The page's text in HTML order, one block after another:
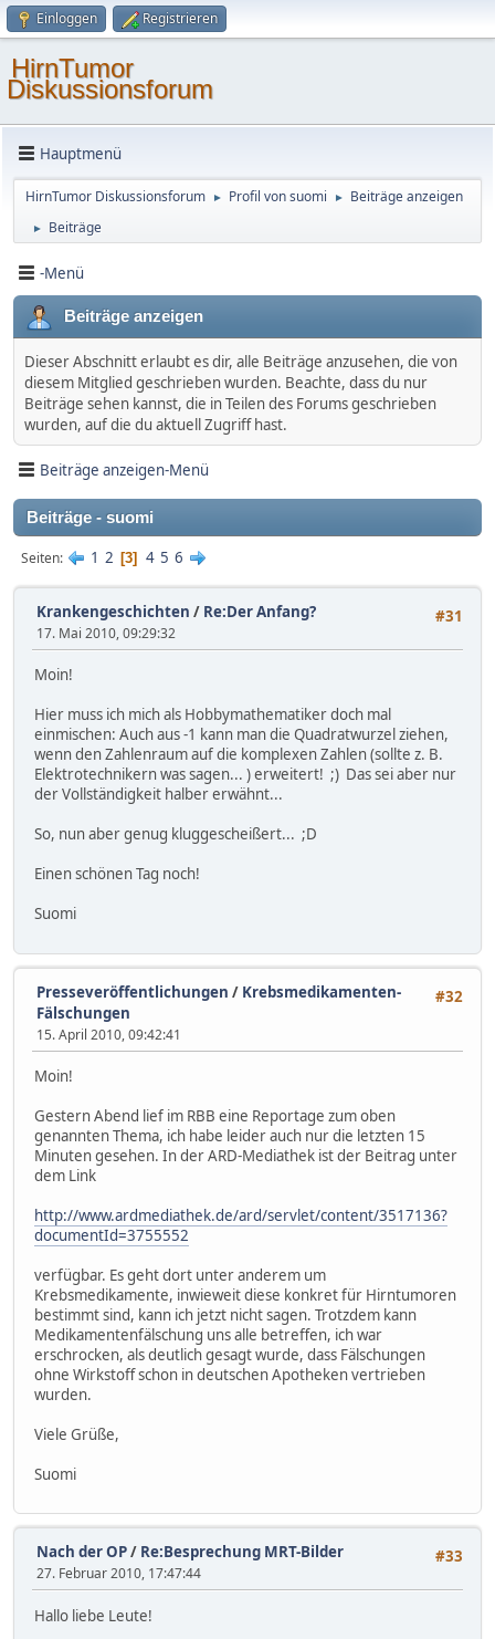
Einloggen Registrieren
HirnTumor
Diskussionsforum
Hauptmenü
HirnTumor Diskussionsforum ► Profil von suomi ► Beiträge anzeigen
► Beiträge
-Menü
Beiträge anzeigen
Dieser Abschnitt erlaubt es dir, alle Beiträge anzusehen, die von
diesem Mitglied geschrieben wurden. Beachte, dass du nur
Beiträge sehen kannst, die in Teilen des Forums geschrieben
wurden, auf die du aktuell Zugriff hast.
Beiträge anzeigen-Menü
Beiträge - suomi
Seiten 1 2 3 4 5 6
#31
Krankengeschichten / Re:Der Anfang?
17. Mai 2010, 09:29:32
Moin!
Hier muss ich mich als Hobbymathematiker doch mal
einmischen: Auch aus -1 kann man die Quadratwurzel ziehen,
wenn den Zahlenraum auf die komplexen Zahlen (sollte z. B.
Elektrotechnikern was sagen... ) erweitert! ;) Das sei aber nur
der Vollständigkeit halber erwähnt...
So, nun aber genug kluggescheißert... ;D
Einen schönen Tag noch!
Suomi
#32
Presseveröffentlichungen / Krebsmedikamenten-
Fälschungen
15. April 2010, 09:42:41
Moin!
Gestern Abend lief im RBB eine Reportage zum oben
genannten Thema, ich habe leider auch nur die letzten 15
Minuten gesehen. In der ARD-Mediathek ist der Beitrag unter
dem Link
http://www.ardmediathek.de/ard/servlet/content/3517136?
documentId=3755552
verfügbar. Es geht dort unter anderem um
Krebsmedikamente, inwieweit diese konkret für Hirntumoren
bestimmt sind, kann ich jetzt nicht sagen. Trotzdem kann
Medikamentenfälschung uns alle betreffen, ich war
erschrocken, als deutlich gesagt wurde, dass Fälschungen
ohne Wirkstoff schon in deutschen Apotheken vertrieben
wurden.
Viele Grüße,
Suomi
#33
Nach der OP/ Re:Besprechung MRT-Bilder
27. Februar 2010, 17:47:44
Hallo liebe Leute!